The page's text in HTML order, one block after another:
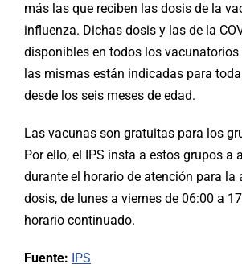
más las que reciben las dosis de la
influenza. Dichas dosis y las de la
disponibles en todos los
las mismas están indicadas para
desde los seis meses de edad.
Las vacunas son gratuitas para los
Por ello, el IPS insta a estos grupos a
durante el horario de atención para la
dosis, de lunes a viernes de 06:00 a
horario continuado.
Fuente: IPS